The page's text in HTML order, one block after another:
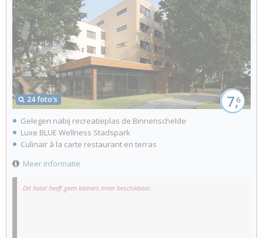
Dit hotel heeft geen kamers meer beschikbaar.
24 foto's 7,6
Gelegen nabij recreatieplas de Binnenschelde
Luxe BLUE Wellness Stadspark
Culinair à la carte restaurant en terras
Meer informatie